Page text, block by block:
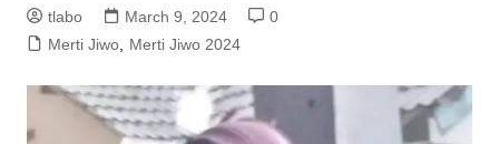
tlabo March 9, 2024
0
Merti Jiwo, Merti Jiwo 2024